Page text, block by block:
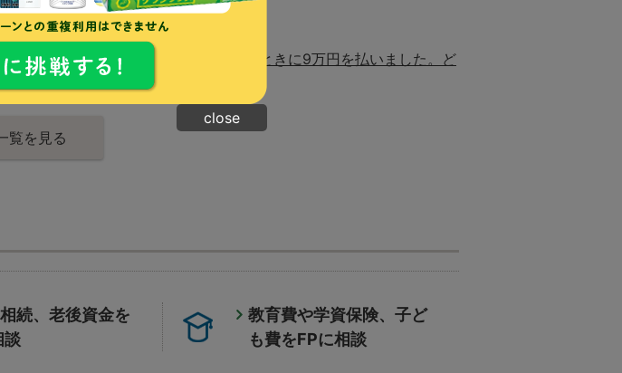
うか？
4000円だと思うのですが、退院するときに9万円を払いました。ど
覧を見る
続、老後資金を
談
教育費や学資保険、子ど
も費をFPに相談
close